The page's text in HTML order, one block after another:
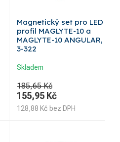
Magnetický set pro LED
profil MAGLYTE-10 a
MAGLYTE-10 ANGULAR,
3-322
Skladem
185,65 Kč
155,95 Kč
128,88 Kč bez DPH